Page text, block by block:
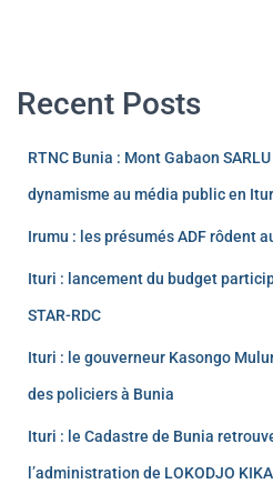
Recent Posts
RTNC Bunia : Mont Gabaon
dynamisme au média public en
Irumu : les présumés ADF rôdent
Ituri : lancement du budget
STAR-RDC
Ituri : le gouverneur Kasongo
des policiers à Bunia
Ituri : le Cadastre de Bunia
l’administration de LOKODJO